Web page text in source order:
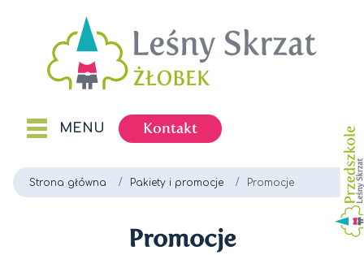
MENU Kontakt
Strona główna Pakiety i promocje Promocje
Promocje